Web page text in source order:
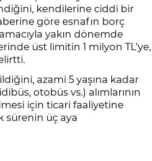
kendilerine ciddi bir
göre esnafın borç
yakın dönemde
üst limitin 1 milyon TL’ye,
azami 5 yaşına kadar
otobüs vs.) alımlarının
için ticari faaliyetine
sürenin üç aya